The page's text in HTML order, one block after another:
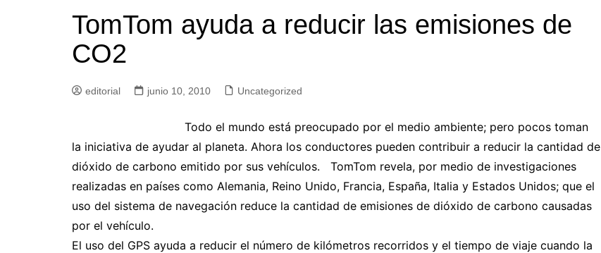
TomTom ayuda a reducir las emisiones de
CO2
editorial junio 10, 2010 Uncategorized
Todo el mundo está preocupado por el medio ambiente; pero pocos toman
la iniciativa de ayudar al planeta. Ahora los conductores pueden contribuir a reducir la cantidad de
dióxido de carbono emitido por sus vehículos. TomTom revela, por medio de investigaciones
realizadas en países como Alemania, Reino Unido, Francia, España, Italia y Estados Unidos; que el
uso del sistema de navegación reduce la cantidad de emisiones de dióxido de carbono causadas
por el vehículo.
El uso del GPS ayuda a reducir el número de kilómetros recorridos y el tiempo de viaje cuando la